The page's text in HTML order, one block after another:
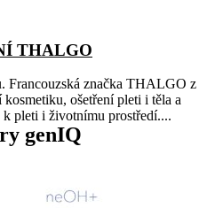
THALGO
Francouzská značka THALGO z
ošetření pleti i těla a
k pleti i životnímu prostředí....
genIQ